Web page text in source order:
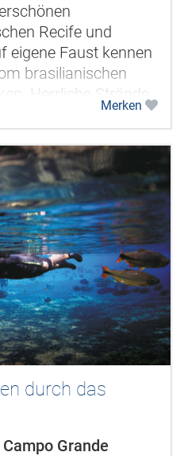
Recife und
eigene Faust kennen
brasilianischen
Herrliche Strände,
Landschaften
Merken
durch das
Grande